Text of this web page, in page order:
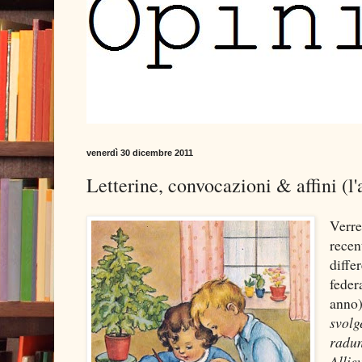
venerdì 30 dicembre 2011
Letterine, convocazioni & affini